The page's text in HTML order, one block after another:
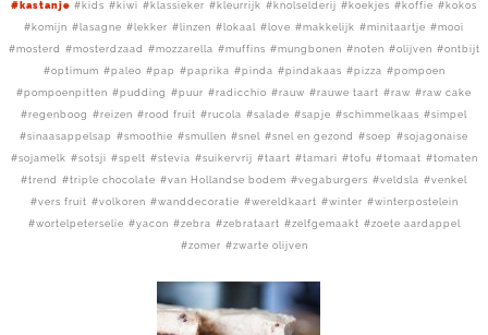
kastanje
kids kiwi klassieker kleurrijk knolselderij koekjes koffie
kokos
komijn
lasagne lekker linzen lokaal love makkelijk minitaartje
mooi
mosterd
mosterdzaad mozzarella muffins mungbonen noten olijven
ontbijt
optimum
paleo pap paprika pinda pindakaas pizza
pompoen
pompoenpitten
pudding puur radicchio rauw rauwe taart raw
raw cake
regenboog
reizen rood fruit rucola salade sapje schimmelkaas
simpel
sinaasappelsap
smoothie smullen snel snel en gezond soep
sojagonaise
sojamelk
sotsji spelt stevia suikervrij taart tamari tofu tomaat
tomaten
trend
triple chocolate van Hollandse bodem vegaburgers veldsla
venkel
vers fruit
volkoren wanddecoratie wereldkaart winter
winterpostelein
wortelpeterselie
yacon zebra zebrataart zelfgemaakt
zoete aardappel
zomer
zwarte olijven